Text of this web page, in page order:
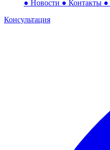
● Новости ● Контакты ●
Консультация